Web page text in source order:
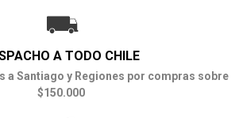
A TODO CHILE
a Santiago y Regiones por compras sobre
$150.000